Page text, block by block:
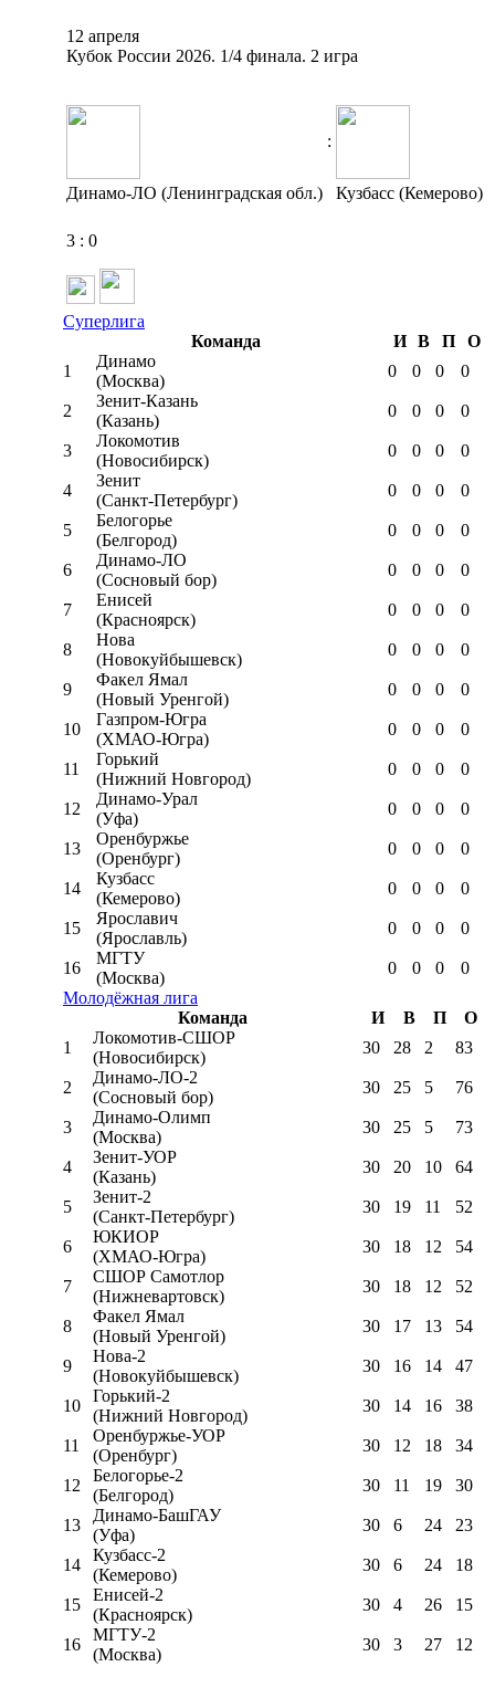
12 апреля
Кубок России 2026. 1/4 финала. 2 игра
:
Динамо-ЛО (Ленинградская обл.) Кузбасс (Кемерово)
3 : 0
Суперлига
Команда
И В П
О
1
Динамо
(Москва)
0 0 0 0
2
Зенит-Казань
(Казань)
0 0 0 0
3
Локомотив
(Новосибирск)
0 0 0 0
4
Зенит
(Санкт-Петербург)
0 0 0 0
5
Белогорье
(Белгород)
0 0 0 0
6
Динамо-ЛО
(Сосновый бор)
0 0 0 0
7
Енисей
(Красноярск)
0 0 0 0
8
Нова
(Новокуйбышевск)
0 0 0 0
9
Факел Ямал
(Новый Уренгой)
0 0 0 0
10
Газпром-Югра
(ХМАО-Югра)
0 0 0 0
11
Горький
(Нижний Новгород)
0 0 0 0
12
Динамо-Урал
(Уфа)
0 0 0 0
13
Оренбуржье
(Оренбург)
0 0 0 0
14
Кузбасс
(Кемерово)
0 0 0 0
15
Ярославич
(Ярославль)
0 0 0 0
16
МГТУ
(Москва)
0 0 0
0
Молодёжная лига
Команда
И В П
О
1
Локомотив-CШОР
(Новосибирск)
30 28 2 83
2
Динамо-ЛО-2
(Сосновый бор)
30 25 5 76
3
Динамо-Олимп
(Москва)
30 25 5 73
4
Зенит-УОР
(Казань)
30 20 10 64
5
Зенит-2
(Санкт-Петербург)
30 19 11 52
6
ЮКИОР
(ХМАО-Югра)
30 18 12 54
7
СШОР Самотлор
(Нижневартовск)
30 18 12 52
8
Факел Ямал
(Новый Уренгой)
30 17 13 54
9
Нова-2
(Новокуйбышевск)
30 16 14 47
10
Горький-2
(Нижний Новгород)
30 14 16 38
11
Оренбуржье-УОР
(Оренбург)
30 12 18 34
12
Белогорье-2
(Белгород)
30 11 19 30
13
Динамо-БашГАУ
(Уфа)
30 6 24 23
14
Кузбасс-2
(Кемерово)
30 6 24 18
15
Енисей-2
(Красноярск)
30 4 26 15
16
МГТУ-2
(Москва)
30 3 27 12